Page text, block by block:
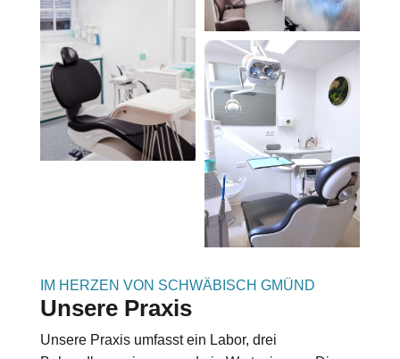
IM HERZEN VON SCHWÄBISCH GMÜND
Unsere Praxis
Unsere Praxis umfasst ein Labor, drei